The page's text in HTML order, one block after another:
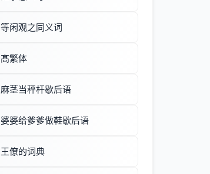
等闲观之同义词
髙繁体
麻茎当秤杆歇后语
婆婆给爹爹做鞋歇后语
王僚的词典